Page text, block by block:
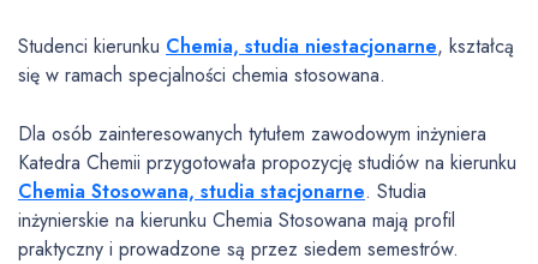
Studenci kierunku Chemia, studia niestacjonarne, kształcą
się w ramach specjalności chemia stosowana.
Dla osób zainteresowanych tytułem zawodowym inżyniera
Katedra Chemii przygotowała propozycję studiów na kierunku
Chemia Stosowana, studia stacjonarne. Studia
inżynierskie na kierunku Chemia Stosowana mają profil
praktyczny i prowadzone są przez siedem semestrów.